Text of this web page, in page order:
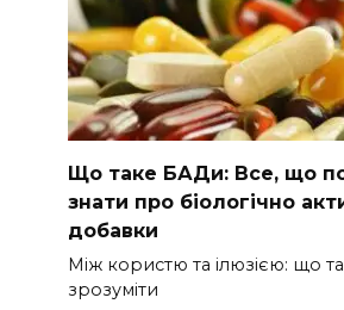
Що таке БАДи: Все, що
знати про біологічно
добавки
Між користю та ілюзією: що
зрозуміти